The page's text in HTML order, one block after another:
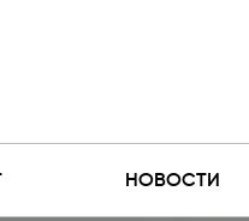
НОВОСТИ